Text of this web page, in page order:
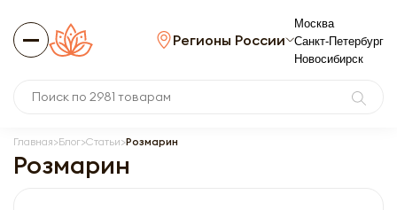
Регионы России
Москва
Санкт-Петербург
Новосибирск
Главная Блог Статьи Розмарин
Розмарин